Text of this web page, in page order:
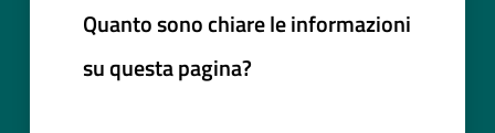
Quanto sono chiare le informazioni
su questa pagina?